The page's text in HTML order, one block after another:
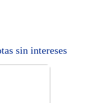
sin intereses